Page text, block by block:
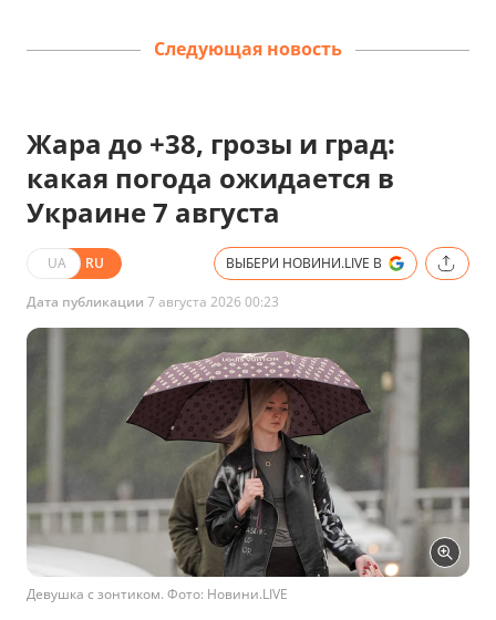
Следующая новость
Жара до +38, грозы и град:
какая погода ожидается в
Украине 7 августа
UA RU ВЫБЕРИ НОВИНИ.LIVE В
Дата публикации 7 августа 2026 00:23
Девушка с зонтиком. Фото: Новини.LIVE